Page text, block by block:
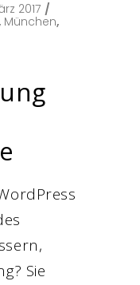
2017
München,
Sie